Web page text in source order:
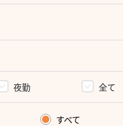
夜勤 全て
すべて